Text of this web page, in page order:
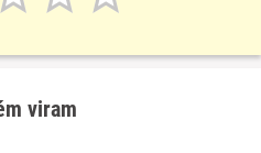
viram